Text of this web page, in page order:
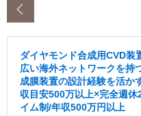
ダイヤモンド合成用CVD装
広い海外ネットワークを持
成膜装置の設計経験を活か
収目安500万以上×完全週
イム制/年収500万円以上